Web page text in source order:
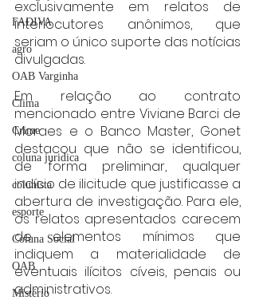
FADIVA
agro
OAB Varginha
Clima
Crime
coluna juridica
colunista
esporte
Coluna Social
OAB
Mistério
exclusivamente em relatos de
interlocutores anônimos, que
seriam o único suporte das notícias
divulgadas.
Em relação ao contrato
mencionado entre Viviane Barci de
Moraes e o Banco Master, Gonet
destacou que não se identificou,
de forma preliminar, qualquer
indício de ilicitude que justificasse a
abertura de investigação. Para ele,
os relatos apresentados carecem
de elementos mínimos que
indiquem a materialidade de
eventuais ilícitos cíveis, penais ou
administrativos.